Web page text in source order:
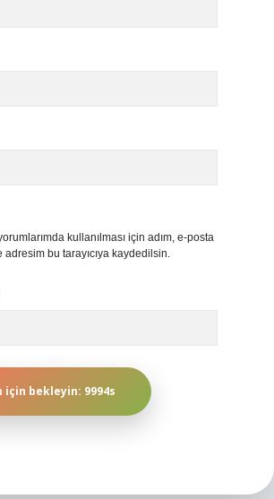
kullanılması için adım, e-posta
adresim bu tarayıcıya kaydedilsin.